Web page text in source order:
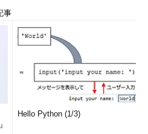
準ライブラリの中では、この修
があります。
事
Hello Python (1/3)